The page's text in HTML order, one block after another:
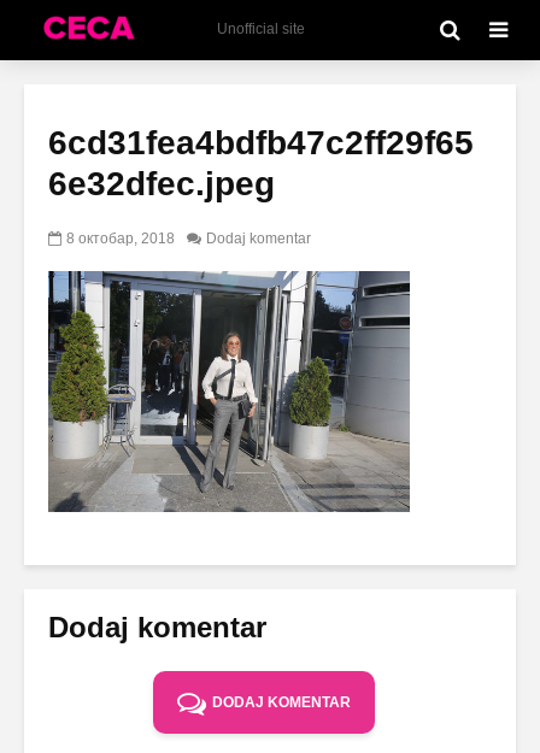
Unofficial site
6cd31fea4bdfb47c2ff29f65
6e32dfec.jpeg
8 октобар, 2018 Dodaj komentar
Dodaj komentar
DODAJ KOMENTAR